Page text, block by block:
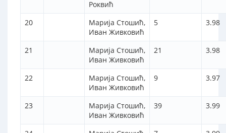
Роквић
20
Марија Стошић,
Иван Живковић
5 3.98
21
Марија Стошић,
Иван Живковић
21 3.98
22
Марија Стошић,
Иван Живковић
9 3.97
23
Марија Стошић,
Иван Живковић
39 3.99